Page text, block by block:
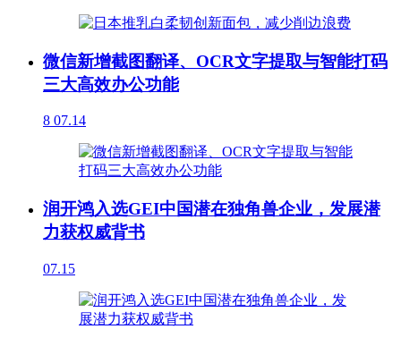
微信新增截图翻译、OCR文字提取与智能打码
三大高效办公功能
8 07.14
润开鸿入选GEI中国潜在独角兽企业，发展潜
力获权威背书
07.15